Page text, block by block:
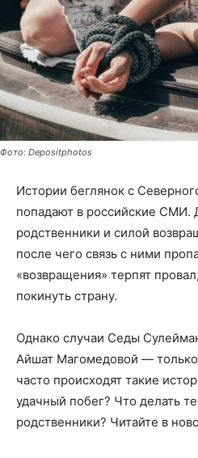
Фото: Depositphotos
Истории беглянок с
попадают в российские СМИ.
родственники и силой
после чего связь с ними
«возвращения» терпят
покинуть страну.
Однако случаи Седы
Айшат Магомедовой —
часто происходят такие
удачный побег? Что делать
родственники? Читайте в